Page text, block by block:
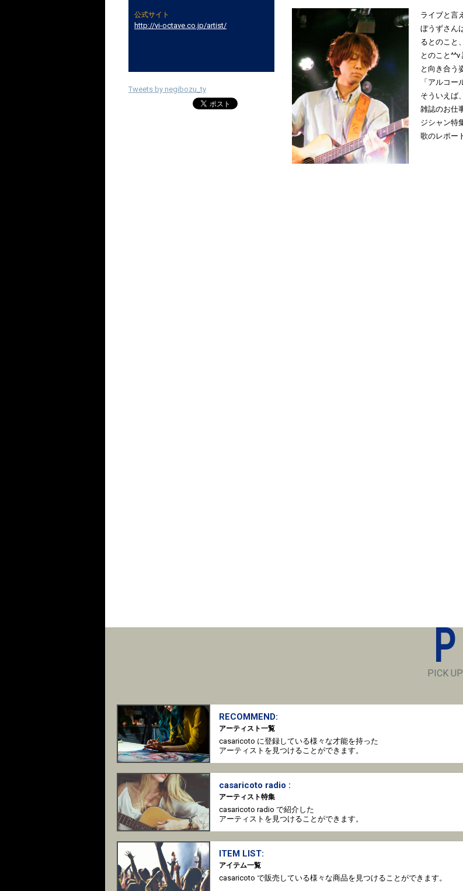
公式サイト
http://vi-octave.co.jp/artist/
Tweets by negibozu_ty
P
PICK UP
RECOMMEND:
アーティスト一覧
casaricoto に登録している様々な才能を持った
アーティストを見つけることができます。
casaricoto radio :
アーティスト特集
casaricoto radio で紹介した
アーティストを見つけることができます。
ITEM LIST:
アイテム一覧
casaricoto で販売している様々な商品を見つけることができます。